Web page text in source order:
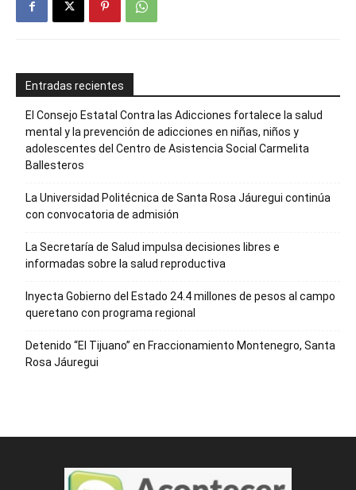
Entradas recientes
El Consejo Estatal Contra las Adicciones fortalece la salud
mental y la prevención de adicciones en niñas, niños y
adolescentes del Centro de Asistencia Social Carmelita
Ballesteros
La Universidad Politécnica de Santa Rosa Jáuregui continúa
con convocatoria de admisión
La Secretaría de Salud impulsa decisiones libres e
informadas sobre la salud reproductiva
Inyecta Gobierno del Estado 24.4 millones de pesos al campo
queretano con programa regional
Detenido “El Tijuano” en Fraccionamiento Montenegro, Santa
Rosa Jáuregui